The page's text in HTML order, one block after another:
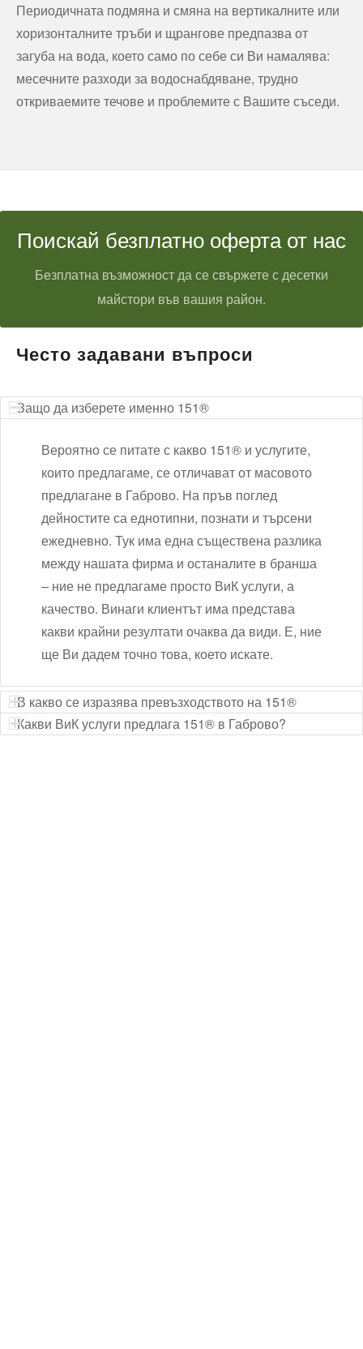
Периодичната подмяна и смяна на вертикалните или
хоризонталните тръби и щрангове предпазва от
загуба на вода, което само по себе си Ви намалява:
месечните разходи за водоснабдяване, трудно
откриваемите течове и проблемите с Вашите съседи.
Поискай безплатно оферта от нас
Безплатна възможност да се свържете с десетки
майстори във вашия район.
Често задавани въпроси
Защо да изберете именно 151®
Вероятно се питате с какво 151® и услугите,
които предлагаме, се отличават от масовото
предлагане в Габрово. На пръв поглед
дейностите са еднотипни, познати и търсени
ежедневно. Тук има една съществена разлика
между нашата фирма и останалите в бранша
– ние не предлагаме просто ВиК услуги, а
качество. Винаги клиентът има представа
какви крайни резултати очаква да види. Е, ние
ще Ви дадем точно това, което искате.
В какво се изразява превъзходството на 151®
Какви ВиК услуги предлага 151® в Габрово?